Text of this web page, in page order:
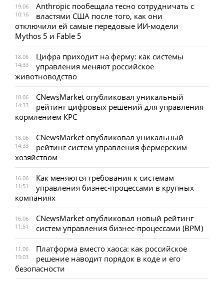
19.06
10:16
Anthropic пообещала тесно сотрудничать с
властями США после того, как они
отключили ей самые передовые ИИ-модели
Mythos 5 и Fable 5
18.06
14:33
Цифра приходит на ферму: как системы
управления меняют российское
животноводство
18.06
14:33
CNewsMarket опубликовал уникальный
рейтинг цифровых решений для управления
кормлением КРС
18.06
14:33
CNewsMarket опубликовал уникальный
рейтинг систем управления фермерским
хозяйством
16.06
11:51
Как меняются требования к системам
управления бизнес-процессами в крупных
компаниях
16.06
11:51
CNewsMarket опубликовал новый рейтинг
систем управления бизнес-процессами (BPM)
11.06
15:03
Платформа вместо хаоса: как российское
решение наводит порядок в коде и его
безопасности